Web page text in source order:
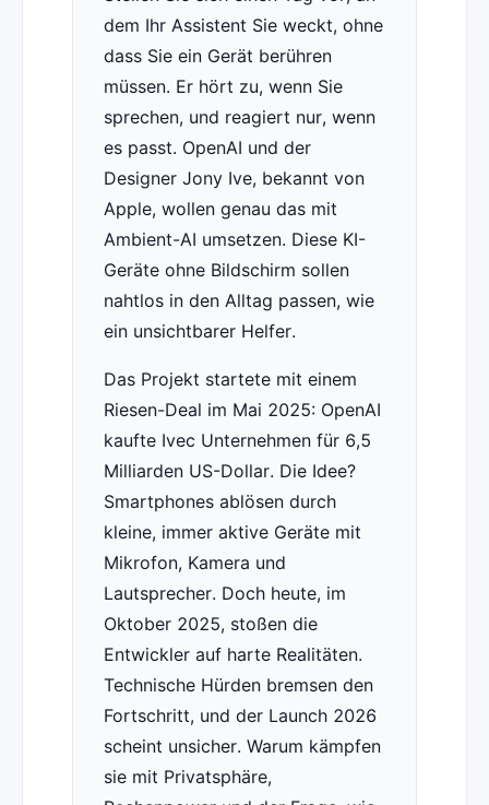
dem Ihr Assistent Sie weckt, ohne
dass Sie ein Gerät berühren
müssen. Er hört zu, wenn Sie
sprechen, und reagiert nur, wenn
es passt. OpenAI und der
Designer Jony Ive, bekannt von
Apple, wollen genau das mit
Ambient-AI umsetzen. Diese KI-
Geräte ohne Bildschirm sollen
nahtlos in den Alltag passen, wie
ein unsichtbarer Helfer.
Das Projekt startete mit einem
Riesen-Deal im Mai 2025: OpenAI
kaufte Ivec Unternehmen für 6,5
Milliarden US-Dollar. Die Idee?
Smartphones ablösen durch
kleine, immer aktive Geräte mit
Mikrofon, Kamera und
Lautsprecher. Doch heute, im
Oktober 2025, stoßen die
Entwickler auf harte Realitäten.
Technische Hürden bremsen den
Fortschritt, und der Launch 2026
scheint unsicher. Warum kämpfen
sie mit Privatsphäre,